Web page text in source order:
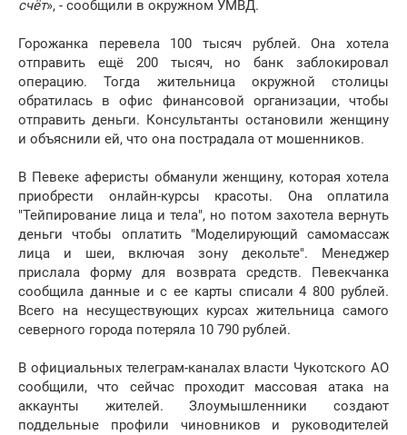
счёт», - сообщили в окружном УМВД.
Горожанка перевела 100 тысяч рублей. Она хотела
отправить ещё 200 тысяч, но банк заблокировал
операцию. Тогда жительница окружной столицы
обратилась в офис финансовой организации, чтобы
отправить деньги. Консультанты остановили женщину
и объяснили ей, что она пострадала от мошенников.
В Певеке аферисты обманули женщину, которая хотела
приобрести онлайн-курсы красоты. Она оплатила
"Тейпирование лица и тела", но потом захотела вернуть
деньги чтобы оплатить "Моделирующий самомассаж
лица и шеи, включая зону декольте". Менеджер
прислала форму для возврата средств. Певекчанка
сообщила данные и с ее карты списали 4 800 рублей.
Всего на несуществующих курсах жительница самого
северного города потеряла 10 790 рублей.
В официальных телеграм-каналах власти Чукотского АО
сообщили, что сейчас проходит массовая атака на
аккаунты жителей. Злоумышленники создают
поддельные профили чиновников и руководителей